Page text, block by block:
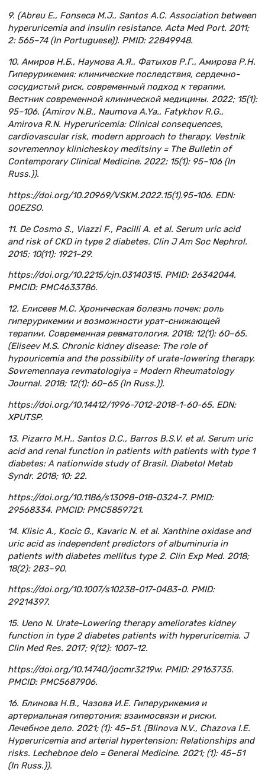
9. (Abreu E., Fonseca M.J., Santos A.C. Association between
hyperuricemia and insulin resistance. Acta Med Port. 2011;
2: 565–74 (In Portuguese)). PMID: 22849948.
10. Амиров Н.Б., Наумова А.Я., Фатыхов Р.Г., Амирова Р.Н.
Гиперурикемия: клинические последствия, сердечно-
сосудистый риск, современный подход к терапии.
Вестник современной клинической медицины. 2022; 15(1):
95–106. (Amirov N.B., Naumova A.Ya., Fatykhov R.G.,
Amirova R.N. Hyperuricemia: Clinical consequences,
cardiovascular risk, modern approach to therapy. Vestnik
sovremennoy klinicheskoy meditsiny = The Bulletin of
Contemporary Clinical Medicine. 2022; 15(1): 95–106 (In
Russ.)).
https://doi.org/10.20969/VSKM.2022.15(1).95-106. EDN:
QOEZSO.
11. De Cosmo S., Viazzi F., Pacilli A. et al. Serum uric acid
and risk of CKD in type 2 diabetes. Clin J Am Soc Nephrol.
2015; 10(11): 1921–29.
https://doi.org/10.2215/cjn.03140315. PMID: 26342044.
PMCID: PMC4633786.
12. Елисеев М.С. Хроническая болезнь почек: роль
гиперурикемии и возможности урат-снижающей
терапии. Современная ревматология. 2018; 12(1): 60–65.
(Eliseev M.S. Chronic kidney disease: The role of
hypouricemia and the possibility of urate-lowering therapy.
Sovremennaya revmatologiya = Modern Rheumatology
Journal. 2018; 12(1): 60–65 (In Russ.)).
https://doi.org/10.14412/1996-7012-2018-1-60-65. EDN:
XPUTSP.
13. Pizarro M.H., Santos D.C., Barros B.S.V. et al. Serum uric
acid and renal function in patients with patients with type 1
diabetes: A nationwide study of Brasil. Diabetol Metab
Syndr. 2018; 10: 22.
https://doi.org/10.1186/s13098-018-0324-7. PMID:
29568334. PMCID: PMC5859721.
14. Klisic A., Kocic G., Kavaric N. et al. Xanthine oxidase and
uric acid as independent predictors of albuminuria in
patients with diabetes mellitus type 2. Clin Exp Med. 2018;
18(2): 283–90.
https://doi.org/10.1007/s10238-017-0483-0. PMID:
29214397.
15. Ueno N. Urate-Lowering therapy ameliorates kidney
function in type 2 diabetes patients with hyperuricemia. J
Clin Med Res. 2017; 9(12): 1007–12.
https://doi.org/10.14740/jocmr3219w. PMID: 29163735.
PMCID: PMC5687906.
16. Блинова Н.В., Чазова И.Е. Гиперурикемия и
артериальная гипертония: взаимосвязи и риски.
Лечебное дело. 2021; (1): 45–51. (Blinova N.V., Chazova I.E.
Hyperuricemia and arterial hypertension: Relationships and
risks. Lechebnoe delo = General Medicine. 2021; (1): 45–51
(In Russ.)).